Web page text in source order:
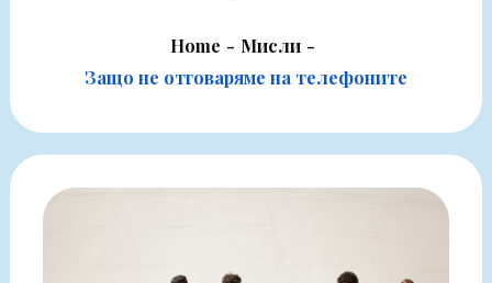
Home
Мисли
Защо не отговаряме на телефоните